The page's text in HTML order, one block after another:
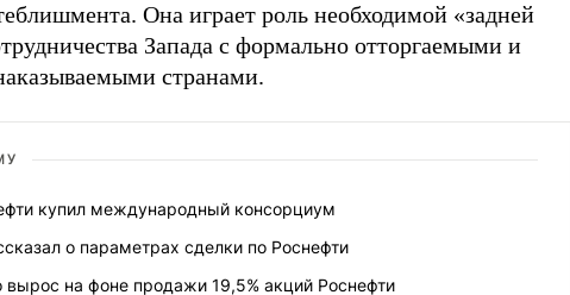
Она играет роль необходимой «задней
Запада с формально отторгаемыми и
странами.
купил международный консорциум
о параметрах сделки по Роснефти
вырос на фоне продажи 19,5% акций Роснефти